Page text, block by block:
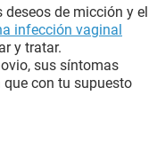
deseos de micción y el
infección vaginal
y tratar.
sus síntomas
con tu supuesto